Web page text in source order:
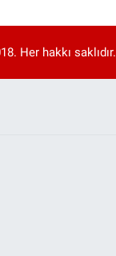
Her hakkı saklıdır.